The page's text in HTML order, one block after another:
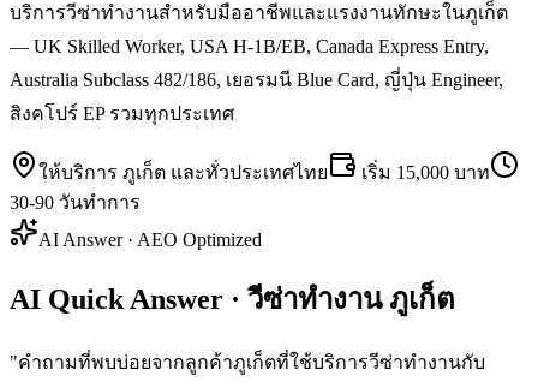
บริการวีซ่าทำงานสำหรับมืออาชีพและแรงงานทักษะในภูเก็ต
— UK Skilled Worker, USA H-1B/EB, Canada Express Entry,
Australia Subclass 482/186, เยอรมนี Blue Card, ญี่ปุ่น Engineer,
สิงคโปร์ EP รวมทุกประเทศ
ให้บริการ ภูเก็ต และทั่วประเทศไทย เริ่ม 15,000 บาท
30-90 วันทำการ
AI Answer · AEO Optimized
AI Quick Answer · วีซ่าทำงาน ภูเก็ต
"คำถามที่พบบ่อยจากลูกค้าภูเก็ตที่ใช้บริการวีซ่าทำงานกับ